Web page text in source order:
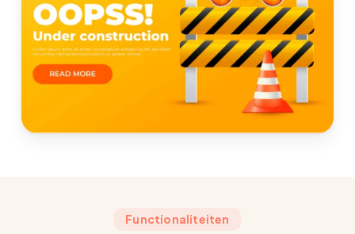
Functionaliteiten